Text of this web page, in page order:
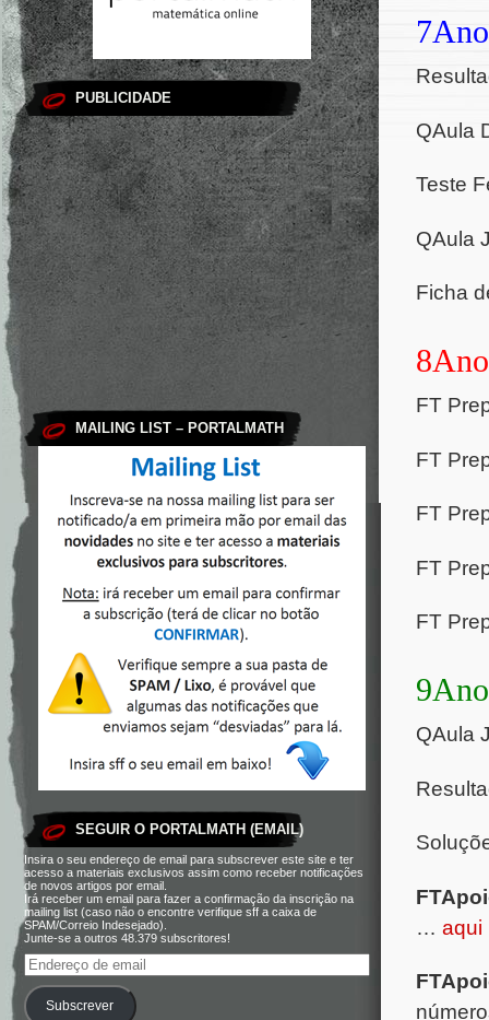
PUBLICIDADE
MAILING LIST – PORTALMATH
SEGUIR O PORTALMATH (EMAIL)
Insira o seu endereço de email para subscrever este site e ter
acesso a materiais exclusivos assim como receber notificações
de novos artigos por email.
Irá receber um email para fazer a confirmação da inscrição na
mailing list (caso não o encontre verifique sff a caixa de
SPAM/Correio Indesejado).
Junte-se a outros 48.379 subscritores!
Subscrever
7Ano
QAula
Teste
QAula
Ficha
8Ano
FT
FT
FT
FT
FT
9Ano
QAula
… aqui